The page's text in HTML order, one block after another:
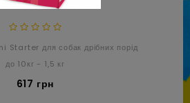
Starter для собак дрібних порід
до 10кг - 1,5 кг
617 грн